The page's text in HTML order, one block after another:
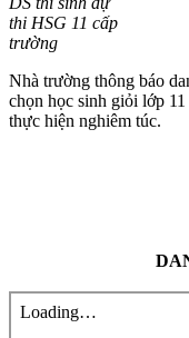
thi HSG 11 cấp
trường
Nhà trường thông báo
chọn học sinh giỏi lớp
thực hiện nghiêm túc.